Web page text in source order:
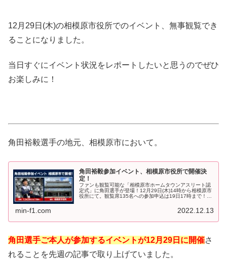
12月29日(木)の相模原市役所でのイベント、無事観覧でき
ることになりました。
当日すぐにイベント状況をレポートしたいと思うのでぜひ
お楽しみに！
角田裕毅選手の地元、相模原市において。
角田裕毅参加イベント、相模原市役所で開催決
定！
ファンも観覧可能な「相模原市ホームタウンアスリート認
定式」に角田選手が登場！12月29日(木)14時から相模原市
役所にて。観覧席135名への参加申込は19日17時まで！先
min-f1.com 2022.12.13
角田選手ご本人が参加するイベントが12月29日に開催さ
れることを先週の記事で取り上げていました。